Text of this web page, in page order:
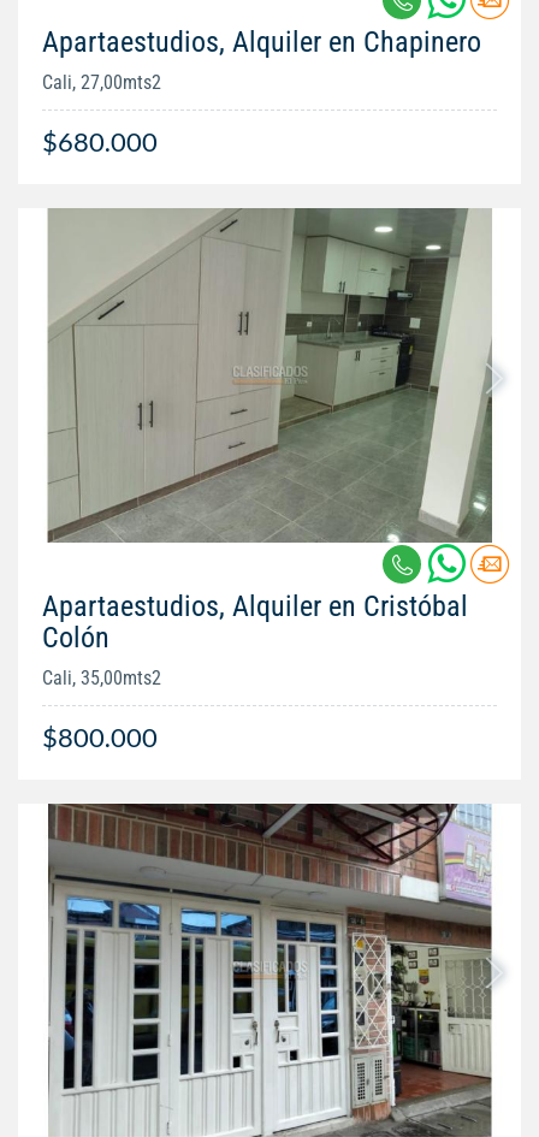
Apartaestudios, Alquiler en Chapinero
Cali, 27,00mts2
$680.000
Apartaestudios, Alquiler en Cristóbal
Colón
Cali, 35,00mts2
$800.000